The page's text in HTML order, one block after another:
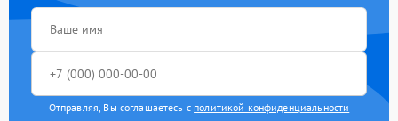
Отправляя, Вы соглашаетесь с политикой конфиденциальности